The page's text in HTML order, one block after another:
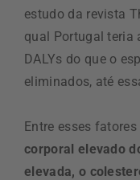
estudo da revista
qual Portugal teria
DALYs do que o
eliminados, até
Entre esses
corporal elevado
elevada, o